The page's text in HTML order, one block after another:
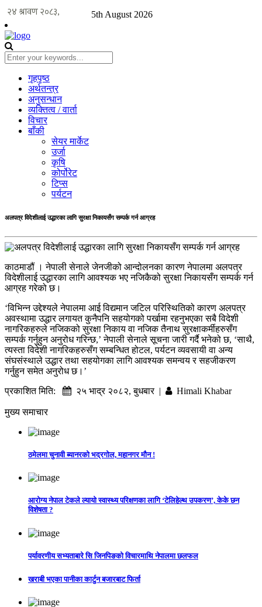
5th August 2026
गृहपृष्ठ
अर्थतन्त्र
अनुसन्धान
व्यक्तित्व / वार्ता
विचार
बाँकी
सेयर मार्केट
उर्जा
कृषि
कोर्पोरेट
टिप्स
पर्यटन
अलपत्र विदेशीलाई उद्धारका लागि सुरक्षा निकायसँग सम्पर्क गर्न आग्रह
काठमाडौं । नेपाली सेनाले जेनजीको आन्दोलनका कारण नेपालमा अलपत्र
विदेशीलाई उद्धारका लागि आवश्यक भए नजिकैको सुरक्षा निकायसँग सम्पर्क गर्न
आग्रह गरेको छ।
‘विभिन्न उद्देश्यले नेपालमा आई विद्यमान जटिल परिस्थितिको कारण अलपत्र
अवस्थामा उद्धार लगायत कुनैपनि सहयोगको पर्खामा रहनुभएका सबै विदेशी
नागरिकहरुले नजिकको सुरक्षा निकाय वा नजिक तैनाथ सुरक्षाकर्मीहरुसँग
सम्पर्क गर्नुहुन अनुरोध गरिन्छ,’ नेपाली सेनाले सूचना जारी गर्दै भनेको छ, ‘साथै,
त्यस्ता विदेशी नागरिकहरुसँग सम्बन्धित होटल, पर्यटन व्यवसायी वा अन्य
संघसंस्थाले उद्धार तथा सहयोगका लागि आवश्यक समन्वय र सहजीकरण
गर्नुहुन समेत अनुरोध छ।’
प्रकाशित मिति:
२५ भाद्र २०८२, बुधबार | Himali Khabar
मुख्य समाचार
ठमेलमा चुनावी ब्यानरको भद्रगोल, महानगर मौन !
आरोग्य नेपाल टेकले ल्यायो स्वास्थ्य परिक्षणका लागि ‘टेलिहेल्थ उपकरण’, केके छन
विशेषता ?
पर्यावरणीय सभ्यताबारे सि जिनपिङको विचारमाथि नेपालमा छलफल
खराबी भएका पानीका कार्टुन बजारबाट फिर्ता